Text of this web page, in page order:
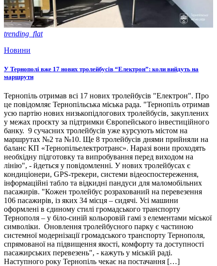
trending_flat
Новини
У Тернополі вже 17 нових тролейбусів “Електрон”: коли вийдуть на
маршрути
Тернопіль отримав всі 17 нових тролейбусів "Електрон". Про
це повідомляє Тернопільська міська рада. "Тернопіль отримав
усю партію нових низькопідлогових тролейбусів, закуплених
у межах проєкту за підтримки Європейського інвестиційного
банку. 9 сучасних тролейбусів уже курсують містом на
маршрутах №2 та №10. Ще 8 тролейбусів днями прийняли на
баланс КП «Тернопільелектротранс». Наразі вони проходять
необхідну підготовку та випробування перед виходом на
лінію", - йдеться у повідомленні. У нових тролейбусах є
кондиціонери, GPS-трекери, системи відеоспостереження,
інформаційні табло та відкидні пандуси для маломобільних
пасажирів. "Кожен тролейбус розрахований на перевезення
106 пасажирів, із яких 34 місця – сидячі. Усі машини
оформлені в єдиному стилі громадського транспорту
Тернополя – у біло-синій кольоровій гамі з елементами міської
символіки. Оновлення тролейбусного парку є частиною
системної модернізації громадського транспорту Тернополя,
спрямованої на підвищення якості, комфорту та доступності
пасажирських перевезень", - кажуть у міській раді.
Наступного року Тернопіль чекає на постачання […]